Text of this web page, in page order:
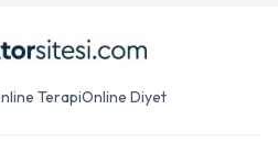
TerapiOnline Diyet